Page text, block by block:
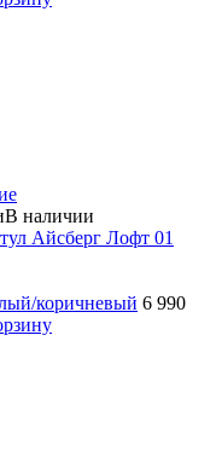
В наличии
коричневый 6 990